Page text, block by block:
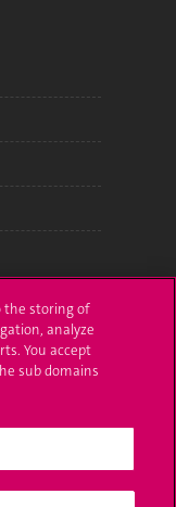
the storing of
analyze
You accept
sub domains